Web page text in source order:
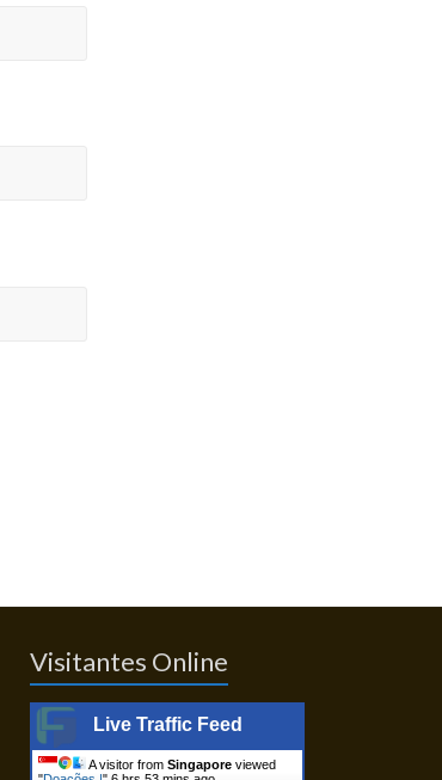
Visitantes Online
Live Traffic Feed
A visitor from Singapore viewed